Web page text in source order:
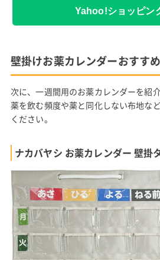
Yahoo!ショッピン
壁掛けお薬カレンダーおすす
次に、一週間用のお薬カレンダーを紹介
薬を飲む頻度や薬と同化しない布地な
ください。
ナカバヤシ お薬カレンダー 壁掛